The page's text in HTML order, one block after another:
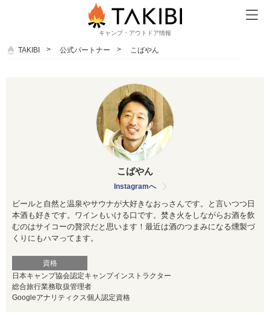
キャンプ・アウトドア情報
TAKIBI 公式パートナー こばやん
こばやん
Instagramへ
ビールと自然と温泉やサウナが大好きなおっさんです。と言いつつ日
本酒も好きです。ワインもいける口です。焚き火をしながらお酒を飲
むのはサイコーの贅沢だと思います！最近は酒のつまみになる燻製づ
くりにもハマってます。
資格
日本キャンプ協会認定キャンプインストラクター
総合旅行業務取扱管理者
Googleアナリティクス個人認定資格